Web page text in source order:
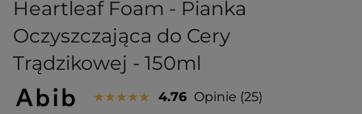
Heartleaf Foam - Pianka
Oczyszczająca do Cery
Trądzikowej - 150ml
4.76 Opinie 25